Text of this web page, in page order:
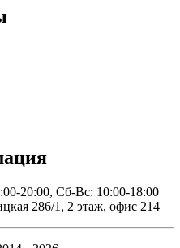
20:00, Сб-Вс: 10:00-18:00
286/1, 2 этаж, офис 214